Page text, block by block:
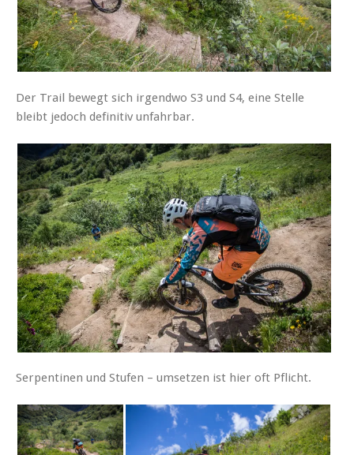
Der Trail bewegt sich irgendwo S3 und S4, eine Stelle
bleibt jedoch definitiv unfahrbar.
Serpentinen und Stufen – umsetzen ist hier oft Pflicht.